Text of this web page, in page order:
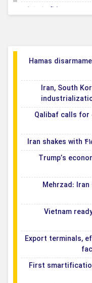
پوشاک اصفهان
Hamas
Iran, South
Qalibaf calls
Iran shakes with
Trump’s
Mehrzad:
Vietnam
Export terminals,
First